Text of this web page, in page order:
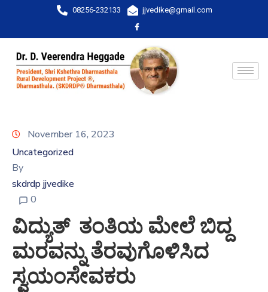
08256-232133 jjvedike@gmail.com
November 16, 2023
Uncategorized
By
skdrdp jjvedike
0
ವಿದ್ಯುತ್ ತಂತಿಯ ಮೇಲೆ ಬಿದ್ದ
ಮರವನ್ನು ತೆರವುಗೊಳಿಸಿದ
ಸ್ವಯಂಸೇವಕರು